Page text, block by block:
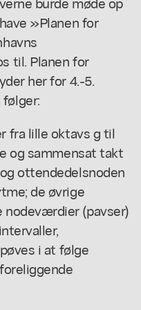
»Planen for
til. Planen for
her for 4.-5.
fra lille oktavs g til
og sammensat takt
ottendedelsnoden
de øvrige
(pavser)
i at følge